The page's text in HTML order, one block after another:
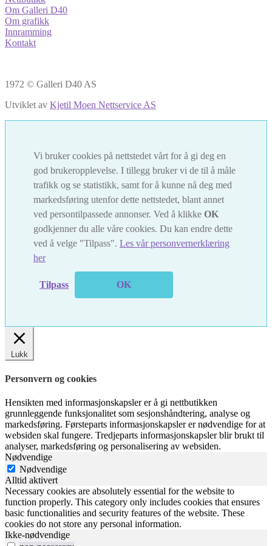
Om Galleri D40
Om grafikk
Innramming
Kontakt
1972 © Galleri D40 AS
Utviklet av Kjetil Moen Nettservice AS
Vi bruker cookies på nettstedet vårt for å gi deg en
god brukeropplevelse. I tillegg bruker vi de til å måle
trafikk og se statistikk, samt for å kunne nå deg med
markedsføring utenfor dette nettstedet, blant annet
ved persontilpassede annonser. Ved å klikke OK
godkjenner du alle våre cookies. Du kan endre dette
ved å velge "Tilpass". Les vår personvernerklæring
her
Tilpass OK
Lukk
Personvern og cookies
Hensikten med informasjonskapsler er å gi nettbutikken
grunnleggende funksjonalitet som sesjonshåndtering, analyse og
markedsføring. Førsteparts informasjonskapsler er nødvendige for at
websiden skal fungere. Tredjeparts informasjonskapsler blir brukt til
analyser, markedsføring og personalisering av websiden.
Nødvendige
Nødvendige
Alltid aktivert
Necessary cookies are absolutely essential for the website to
function properly. This category only includes cookies that ensures
basic functionalities and security features of the website. These
cookies do not store any personal information.
Ikke-nødvendige